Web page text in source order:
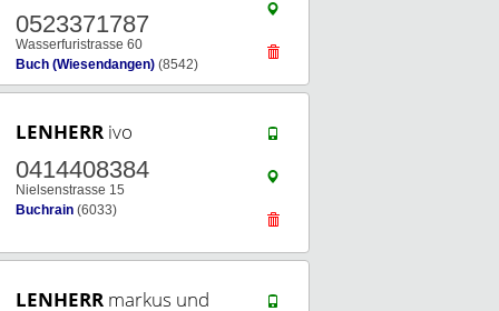
0523371787
Wasserfuristrasse 60
Buch (Wiesendangen) (8542)
LENHERR ivo
0414408384
Nielsenstrasse 15
Buchrain (6033)
LENHERR markus und